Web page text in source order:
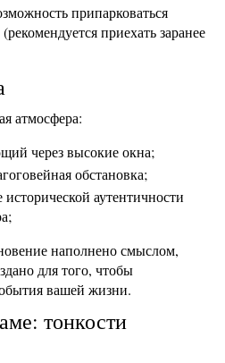
припарковаться
приехать заранее
атмосфера:
через высокие окна;
обстановка;
аутентичности
наполнено смыслом,
для того, чтобы
вашей жизни.
тонкости